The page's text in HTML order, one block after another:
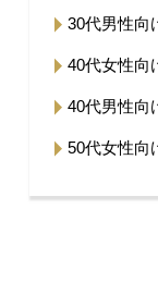
30代男性向
40代女性向
40代男性向
50代女性向